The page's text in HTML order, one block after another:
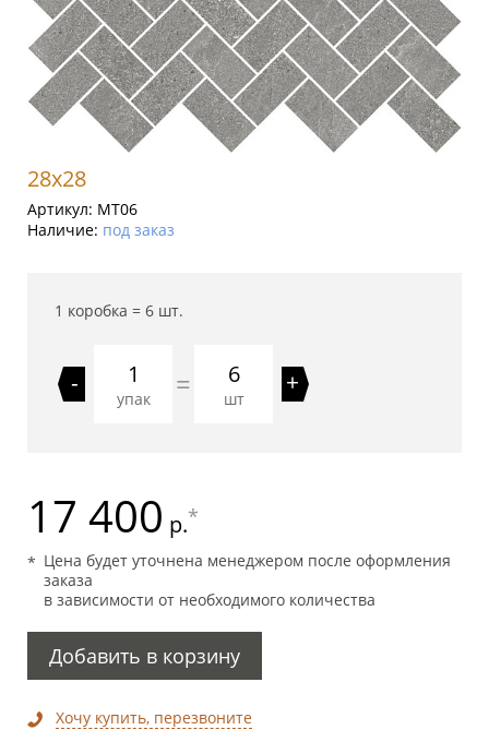
28x28
Артикул: MT06
Наличие: под заказ
1 коробка = 6 шт.
-
упак = 6
шт
+
17 400 р.*
Цена будет уточнена менеджером после оформления
заказа
в зависимости от необходимого количества
Добавить в корзину
Хочу купить, перезвоните